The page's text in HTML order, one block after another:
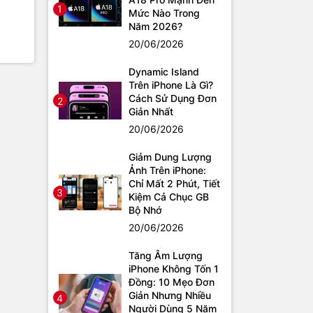
1
Mức Nào Trong
Năm 2026?
20/06/2026
2
Dynamic Island
Trên iPhone Là Gì?
Cách Sử Dụng Đơn
Giản Nhất
20/06/2026
3
Giảm Dung Lượng
Ảnh Trên iPhone:
Chỉ Mất 2 Phút, Tiết
Kiệm Cả Chục GB
Bộ Nhớ
20/06/2026
4
Tăng Âm Lượng
iPhone Không Tốn 1
Đồng: 10 Mẹo Đơn
Giản Nhưng Nhiều
Người Dùng 5 Năm